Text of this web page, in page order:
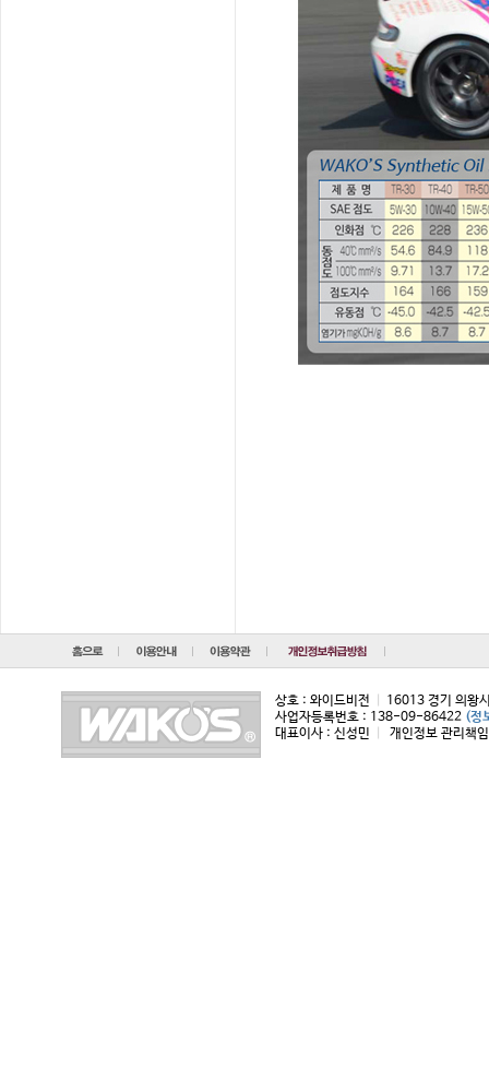
상호 : 와이드비전
16013 경기 의왕
사업자등록번호 : 138-09-86422 (정
대표이사 : 신성민
개인정보 관리책